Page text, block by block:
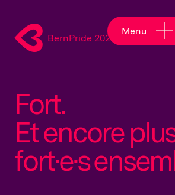
BernPride 2026
Menu
Fort.
Et encore
fort·e·s